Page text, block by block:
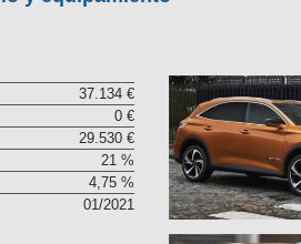
y equipamiento
37.134 €
0 €
29.530 €
21 %
4,75 %